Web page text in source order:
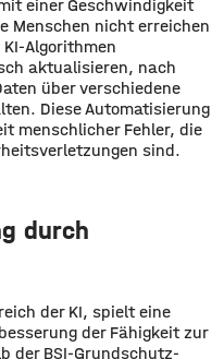
einer Geschwindigkeit
Menschen nicht erreichen
Algorithmen
aktualisieren, nach
über verschiedene
Diese Automatisierung
menschlicher Fehler, die
sind.
durch
der KI, spielt eine
der Fähigkeit zur
der BSI-Grundschutz-